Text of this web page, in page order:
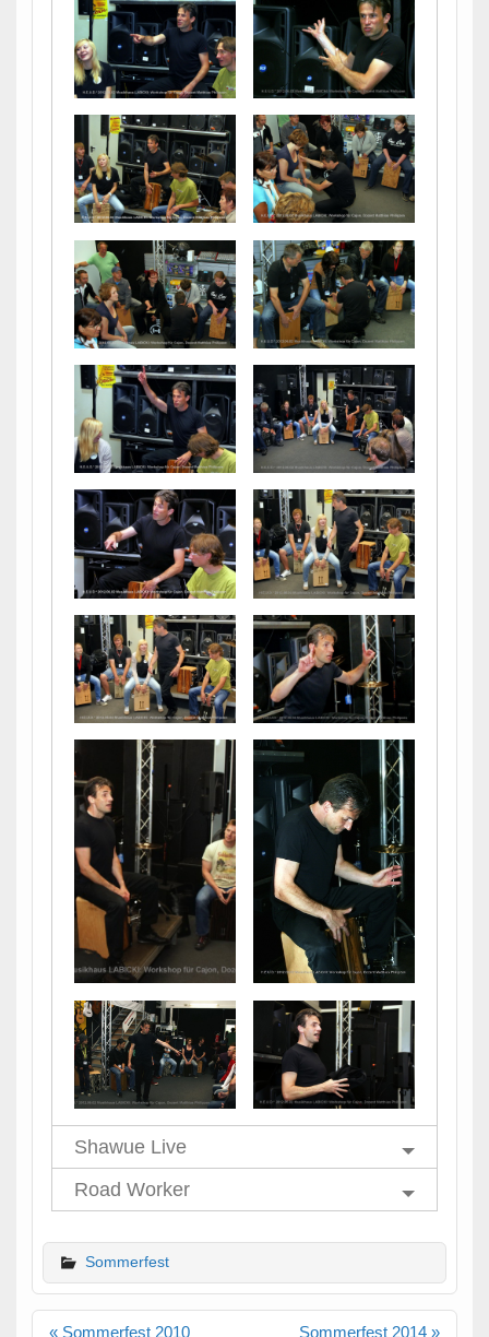
Shawue Live
Road Worker
Sommerfest
Beitragsnavigation
« Sommerfest 2010 Sommerfest 2014 »